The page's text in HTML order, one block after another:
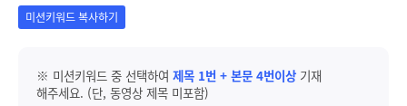
미션키워드 복사하기
※ 미션키워드 중 선택하여 제목 1번 + 본문 4번이상 기재
해주세요. (단, 동영상 제목 미포함)